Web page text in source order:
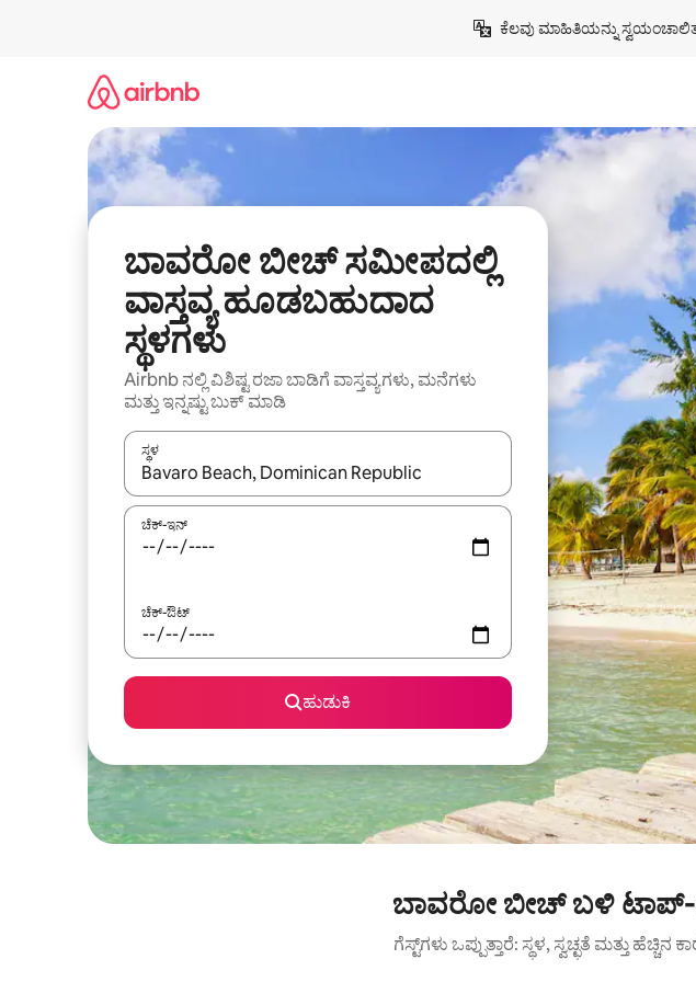
ಕೆಲವು ಮಾಹಿತಿಯನ್ನು
ಬಾವರೋ ಬೀಚ್ ಸಮೀಪದಲ್ಲಿ
ವಾಸ್ತವ್ಯ ಹೂಡಬಹುದಾದ
ಸ್ಥಳಗಳು
Airbnb ನಲ್ಲಿ ವಿಶಿಷ್ಟ ರಜಾ ಬಾಡಿಗೆ ವಾಸ್ತವ್ಯಗಳು, ಮನೆಗಳು
ಮತ್ತು ಇನ್ನಷ್ಟು ಬುಕ್ ಮಾಡಿ
ಸ್ಥಳ
ಫಲಿತಾಂಶಗಳು ಲಭ್ಯವಿರುವಾಗ, ಅಪ್ ಮತ್ತು ಡೌನ್ ಬಾಣದ ಕೀಲಿಗಳೊಂದಿಗೆ ನ್ಯಾವಿಗೇಟ್ ಮಾಡಿ ಅಥವಾ
ಚೆಕ್-ಇನ್
ಚೆಕ್-ಔಟ್
ಹುಡುಕಿ
ಬಾವರೋ ಬೀಚ್ ಬಳಿ ಟಾಪ್-
ಗೆಸ್ಟ್‌ಗಳು ಒಪ್ಪುತ್ತಾರೆ: ಸ್ಥಳ, ಸ್ವಚ್ಛತೆ ಮತ್ತು